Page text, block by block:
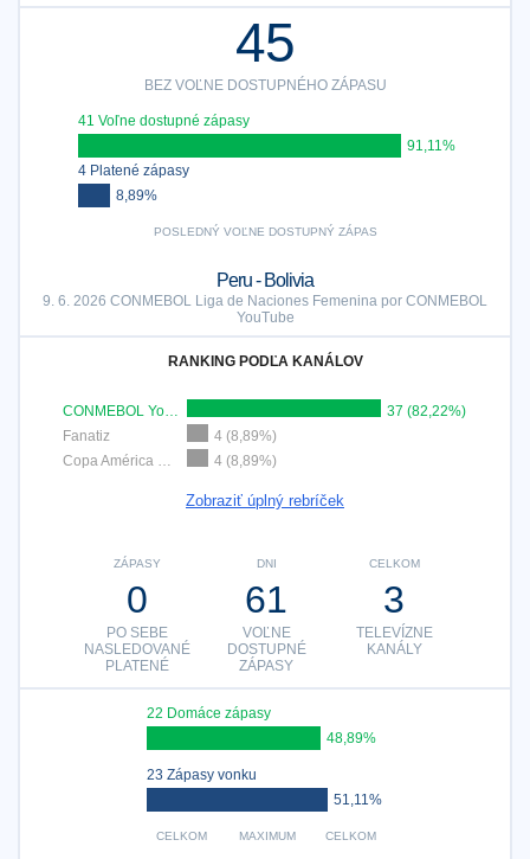
45
BEZ VOĽNE DOSTUPNÉHO ZÁPASU
41 Voľne dostupné zápasy
91,11%
4 Platené zápasy
8,89%
POSLEDNÝ VOĽNE DOSTUPNÝ ZÁPAS
Peru - Bolivia
9. 6. 2026 CONMEBOL Liga de Naciones Femenina por CONMEBOL
YouTube
RANKING PODĽA KANÁLOV
CONMEBOL YouTube
37 (82,22%)
Fanatiz
4 (8,89%)
Copa América YouTube
4 (8,89%)
Zobraziť úplný rebríček
CELKOM
3
TELEVÍZNE
KANÁLY
DNI
61
VOĽNE
DOSTUPNÉ
ZÁPASY
ZÁPASY
0
PO SEBE
NASLEDOVANÉ
PLATENÉ
22 Domáce zápasy
48,89%
23 Zápasy vonku
51,11%
CELKOM
MAXIMUM
CELKOM